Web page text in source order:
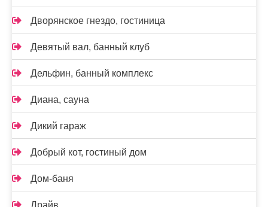
Дворянское гнездо, гостиница
Девятый вал, банный клуб
Дельфин, банный комплекс
Диана, сауна
Дикий гараж
Добрый кот, гостиный дом
Дом-баня
Драйв